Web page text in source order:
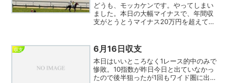
どうも、モッカケンです。やってしまい
ました。本日の大幅マイナスで、年間収
支がとうとうマイナス20万円を超えてし
ち込んでばかりもいられないので、しっ
かり振り返っていきたい...
収支 6月16日収支
本日はいいところなく1レース的中のみで
惨敗。10指数が昨日今日と出ていなかっ
たので後半狙ったが1回もワイド圏に出現